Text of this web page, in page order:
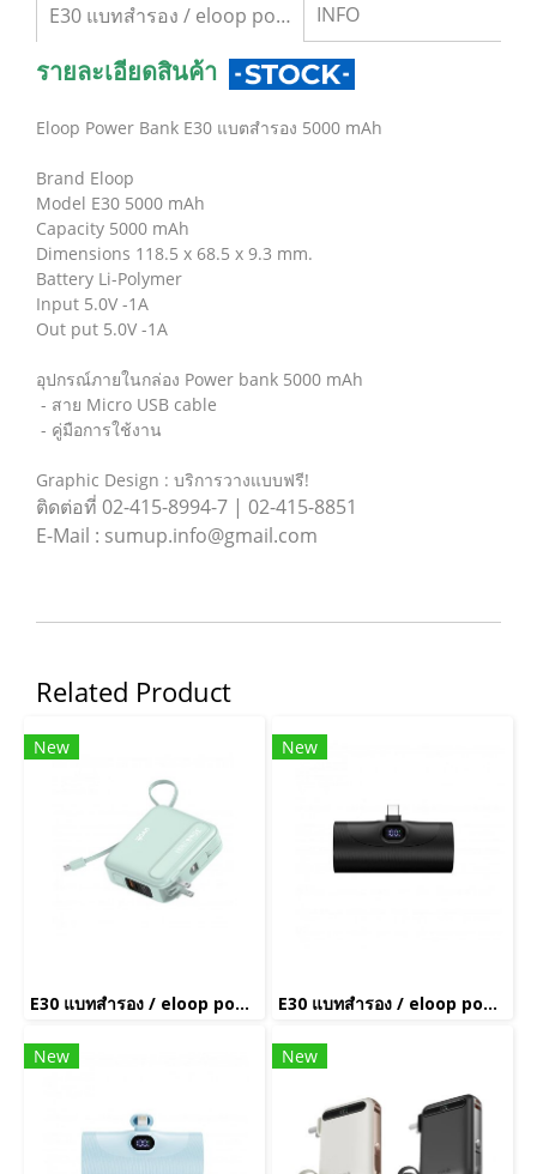
E30 แบทสำรอง / eloop power bank INFO
รายละเอียดสินค้า
Eloop Power Bank E30 แบตสำรอง 5000 mAh
Brand Eloop
Model E30 5000 mAh
Capacity 5000 mAh
Dimensions 118.5 x 68.5 x 9.3 mm.
Battery Li-Polymer
Input 5.0V -1A
Out put 5.0V -1A
อุปกรณ์ภายในกล่อง Power bank 5000 mAh
- สาย Micro USB cable
- คู่มือการใช้งาน
Graphic Design : บริการวางแบบฟรี!
ติดต่อที่ 02-415-8994-7 | 02-415-8851
E-Mail : sumup.info@gmail.com
Related Product
New
E30 แบทสำรอง / eloop power bank(copy)(copy)(copy)
New
E30 แบทสำรอง / eloop power bank(copy)
New New